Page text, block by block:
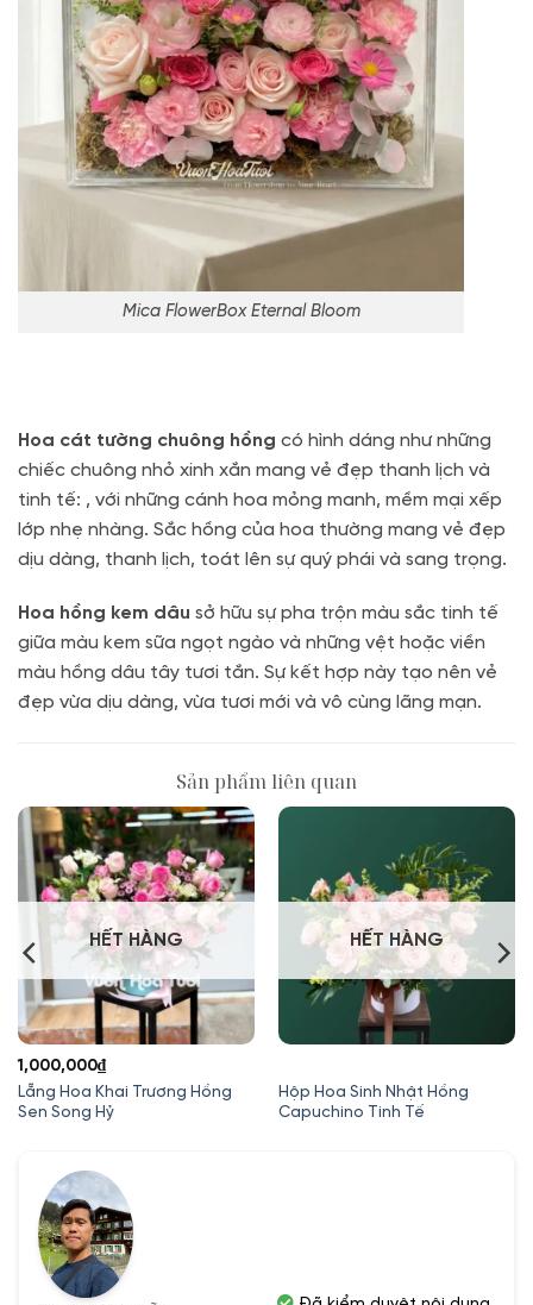
Mica FlowerBox Eternal Bloom
Hoa cát tường chuông hồng có hình dáng như những
chiếc chuông nhỏ xinh xắn mang vẻ đẹp thanh lịch và
tinh tế: , với những cánh hoa mỏng manh, mềm mại xếp
lớp nhẹ nhàng. Sắc hồng của hoa thường mang vẻ đẹp
dịu dàng, thanh lịch, toát lên sự quý phái và sang trọng.
Hoa hồng kem dâu sở hữu sự pha trộn màu sắc tinh tế
giữa màu kem sữa ngọt ngào và những vệt hoặc viền
màu hồng dâu tây tươi tắn. Sự kết hợp này tạo nên vẻ
đẹp vừa dịu dàng, vừa tươi mới và vô cùng lãng mạn.
Sản phẩm liên quan
HẾT HÀNG
Lẵng Hoa Khai Trương Hồng
Sen Song Hỷ
1,000,000₫
HẾT HÀNG
Hộp Hoa Sinh Nhật Hồng
Capuchino Tinh Tế